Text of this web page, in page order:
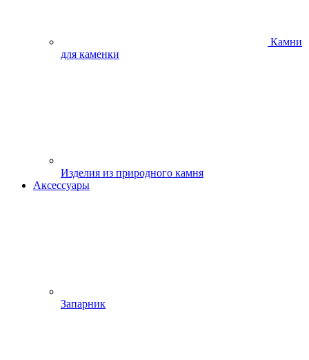
Камни
для каменки
Изделия из природного камня
Аксессуары
Запарник